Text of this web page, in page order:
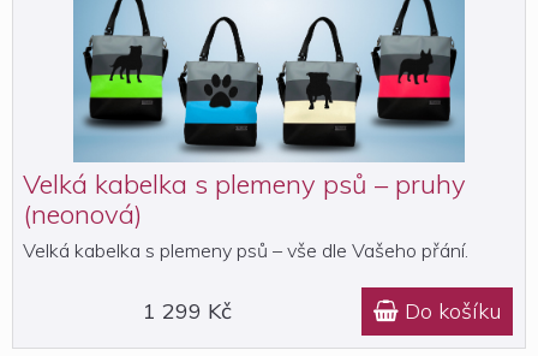
Velká kabelka s plemeny psů – pruhy
(neonová)
Velká kabelka s plemeny psů – vše dle Vašeho přání.
1 299 Kč  Do košíku